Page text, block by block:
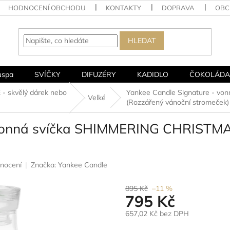
HODNOCENÍ OBCHODU KONTAKTY DOPRAVA
HLEDAT
SVÍČKY DIFUZÉRY KADIDLO ČOKOLÁDA
- skvělý dárek nebo
Velké
Yankee Candle Signature -
(Rozzářený vánoční
svíčka SHIMMERING
Značka: Yankee Candle
895 Kč –11 %
795 Kč
657,02 Kč bez DPH